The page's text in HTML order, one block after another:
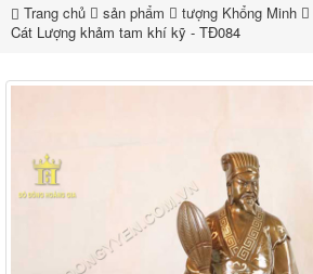
Trang chủ sản phẩm tượng Khổng Minh
Cát Lượng khảm tam khí kỹ - TĐ084